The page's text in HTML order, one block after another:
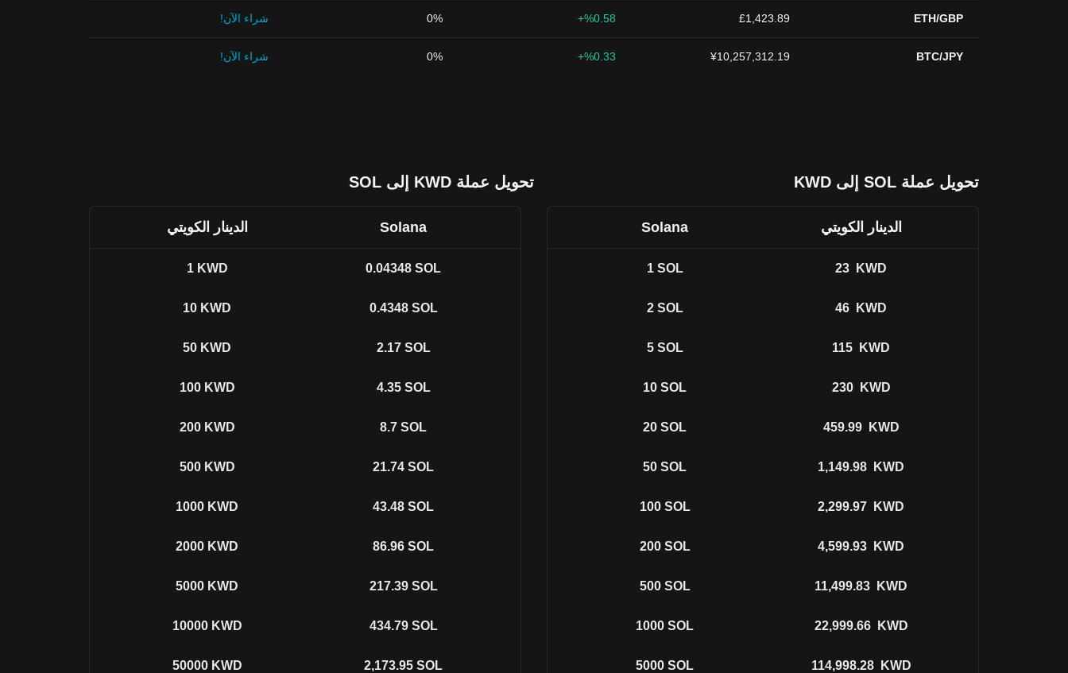
ETH/GBP
£1,423.89
%0.58+
0% شراء الآن!
BTC/JPY
¥10,257,312.19
%0.33+
0% شراء الآن!
تحويل عملة SOL إلى KWD تحويل عملة KWD إلى SOL
Solana الدينار الكويتي
1 SOL 23 KWD
2 SOL 46 KWD
5 SOL 115 KWD
10 SOL 230 KWD
20 SOL 459.99 KWD
50 SOL 1,149.98 KWD
100 SOL 2,299.97 KWD
200 SOL 4,599.93 KWD
500 SOL 11,499.83 KWD
1000 SOL 22,999.66 KWD
5000 SOL 114,998.28 KWD
الدينار الكويتي Solana
1 KWD 0.04348 SOL
10 KWD 0.4348 SOL
50 KWD 2.17 SOL
100 KWD 4.35 SOL
200 KWD 8.7 SOL
500 KWD 21.74 SOL
1000 KWD 43.48 SOL
2000 KWD 86.96 SOL
5000 KWD 217.39 SOL
10000 KWD 434.79 SOL
50000 KWD 2,173.95 SOL